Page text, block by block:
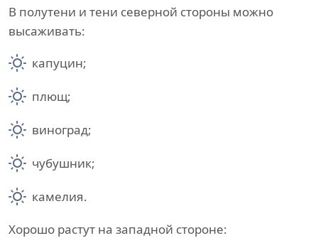
В полутени и тени северной стороны можно
высаживать:
капуцин;
плющ;
виноград;
чубушник;
камелия.
Хорошо растут на западной стороне: